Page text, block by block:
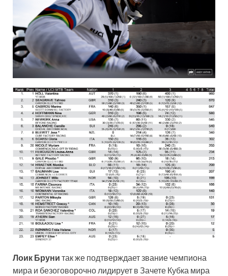
Лоик Бруни так же подтверждает звание чемпиона
мира и безоговорочно лидирует в Зачете Кубка мира